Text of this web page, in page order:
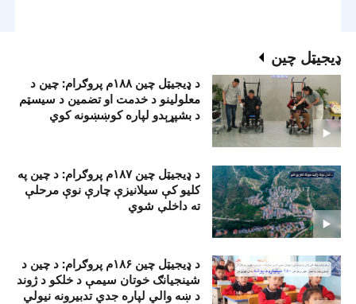
ډيجيټل چين
د ډيجيټل چين ۱۸۸م پروګرام: چين د
معلولينو د خدمت او تضمين د سيسټم
د بشپړېدو لپاره کوښښونه کوي
د ډيجيټل چين ۱۸۷م پروګرام: د چين په
کليو کې سيلانيزې چارې نوې مرحلې
ته داخلې شوي
د ډيجيټل چين ۱۸۶م پروګرام: د چين د
شينجيانګ خوتان سيمې د خلکو د ژوند
د ښه والي لپاره جدي تدبيرونه نيولي